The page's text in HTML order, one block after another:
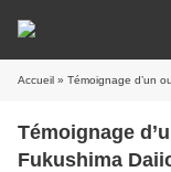
Accueil » Témoignage d’un
Témoignage
Fukushima